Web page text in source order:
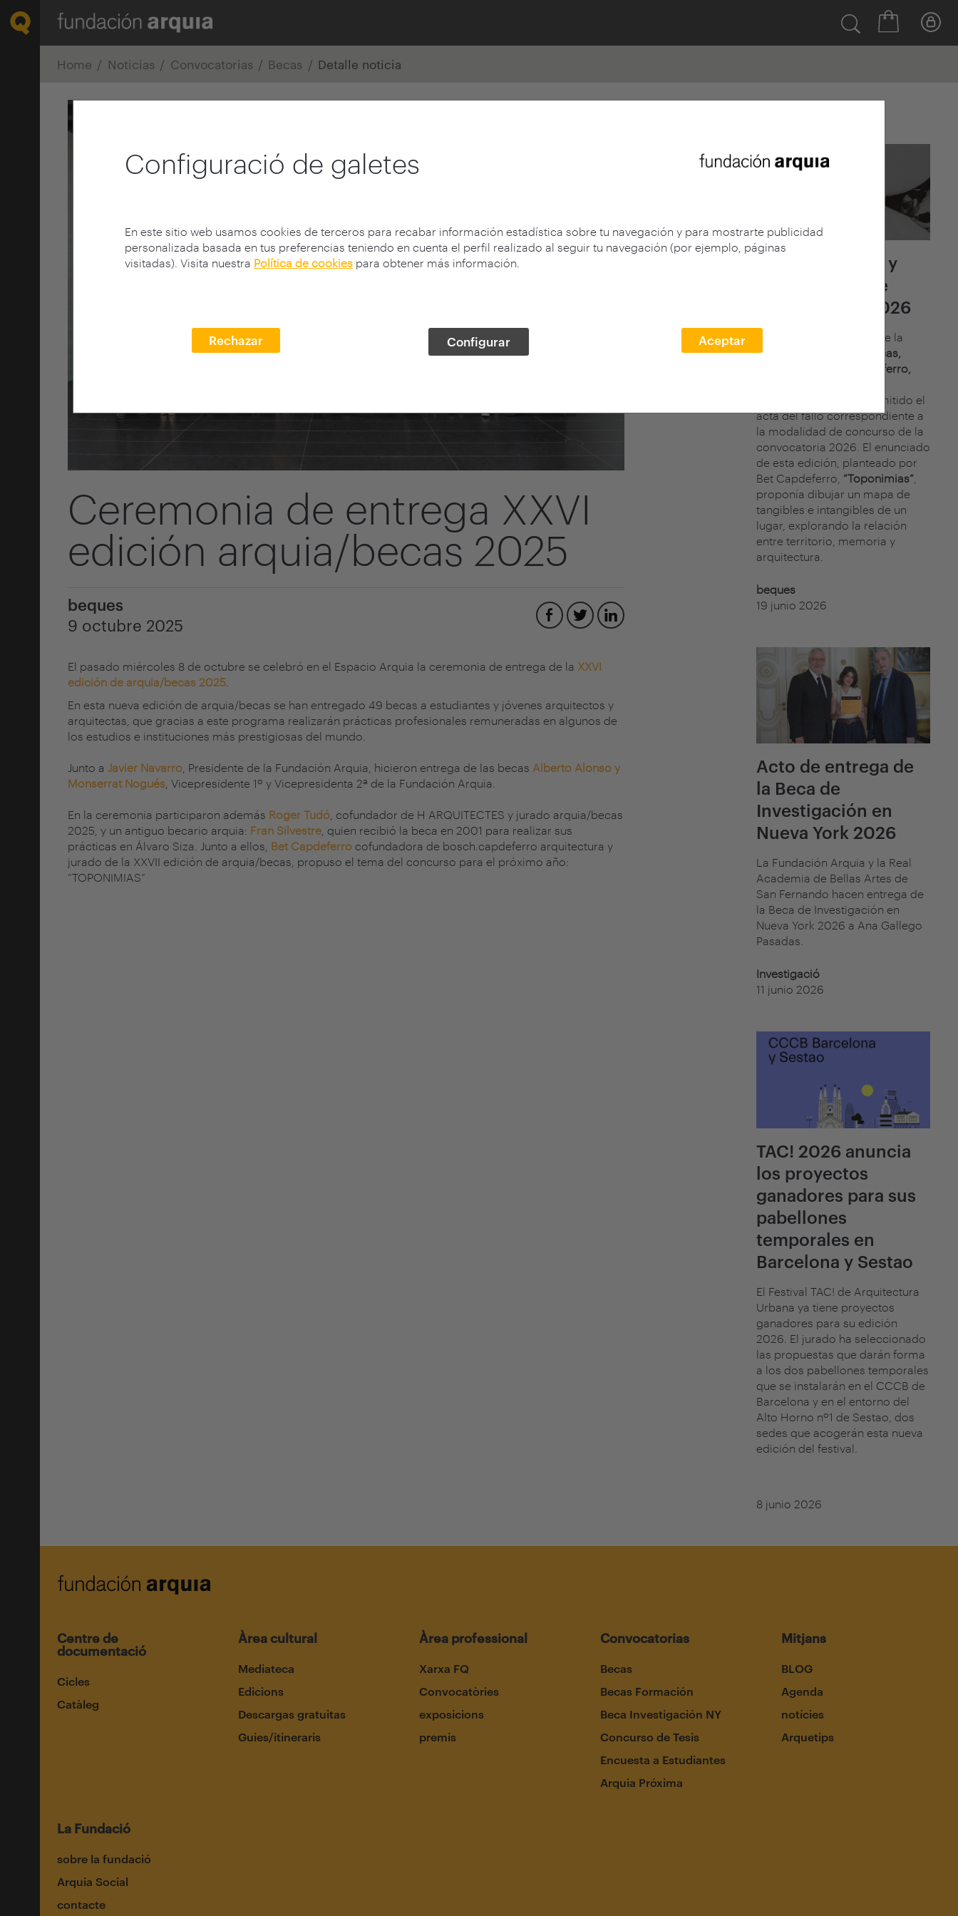
Configuració de galetes
En este sitio web usamos cookies de terceros para recabar información estadística sobre tu navegación y para mostrarte publicidad
personalizada basada en tus preferencias teniendo en cuenta el perfil realizado al seguir tu navegación (por ejemplo, páginas
visitadas). Visita nuestra Política de cookies para obtener más información.
Rechazar Configurar Aceptar
Home Noticias Convocatorias Becas Detalle noticia
Ceremonia de entrega XXVI
edición arquia/becas 2025
beques
9 octubre 2025
El pasado miércoles 8 de octubre se celebró en el Espacio Arquia la ceremonia de entrega de la XXVI
edición de arquia/becas 2025
En esta nueva edición de arquia/becas se han entregado 49 becas a estudiantes y jóvenes arquitectos y
arquitectas, que gracias a este programa realizarán prácticas profesionales remuneradas en algunos de
los estudios e instituciones más prestigiosas del mundo.
Junto a Javier Navarro , Presidente de la Fundación Arquia, hicieron entrega de las becas Alberto Alonso y
Monserrat Nogués , Vicepresidente 1º y Vicepresidenta 2ª de la Fundación Arquia
En la ceremonia participaron además Roger Tudó , cofundador de H ARQUITECTES y jurado arquia/becas
2025, y un antiguo becario arquia: Fran Silvestre , quien recibió la beca en 2001 para realizar sus
prácticas en Álvaro Siza. Junto a ellos, Bet Capdeferro cofundadora de bosch.capdeferro arquitectura y
jurado de la XXVII edición de arquia/becas, propuso el tema del concurso para el próximo año:
“TOPONIMIAS”
Fallo del jurado y
adjudicación de
arquia/becas 2026
El jurado del concurso de la
XXVII edición arquia/becas,
Bet Capdeferro,
bosch.capdeferro, ha emitido el
acta del fallo correspondiente a
la modalidad de concurso de la
convocatoria 2026. El enunciado
de esta edición, planteado por
Bet Capdeferro, “Toponimias”,
proponía dibujar un mapa de
tangibles e intangibles de un
lugar, explorando la relación
entre territorio, memoria y
arquitectura.
beques
19 junio 2026
Acto de entrega de
la Beca de
Investigación en
Nueva York 2026
La Fundación Arquia y la Real
Academia de Bellas Artes de
San Fernando hacen entrega de
la Beca de Investigación en
Nueva York 2026 a Ana Gallego
Pasadas.
Investigació
11 junio 2026
TAC! 2026 anuncia
los proyectos
ganadores para sus
pabellones
temporales en
Barcelona y Sestao
El Festival TAC! de Arquitectura
Urbana ya tiene proyectos
ganadores para su edición
2026. El jurado ha seleccionado
las propuestas que darán forma
a los dos pabellones temporales
que se instalarán en el CCCB de
Barcelona y en el entorno del
Alto Horno nº1 de Sestao, dos
sedes que acogerán esta nueva
edición del festival.
8 junio 2026
Centre de
documentació
Cicles
Catàleg
Àrea cultural
Mediateca
Edicions
Descargas gratuitas
Guies/itineraris
Àrea professional
Xarxa FQ
Convocatòries
exposicions
premis
Convocatorias
Becas
Becas Formación
Beca Investigación NY
Concurso de Tesis
Encuesta a Estudiantes
Arquia Próxima
Mitjans
BLOG
Agenda
notícies
Arquetips
La Fundació
sobre la fundació
Arquia Social
contacte